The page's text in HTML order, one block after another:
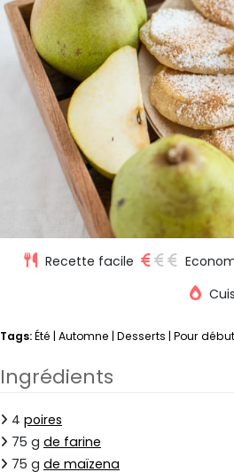
Recette facile
Tags:Été | Automne | Desserts | Pour
Ingrédients
4 poires
75 g de farine
75 g de maïzena